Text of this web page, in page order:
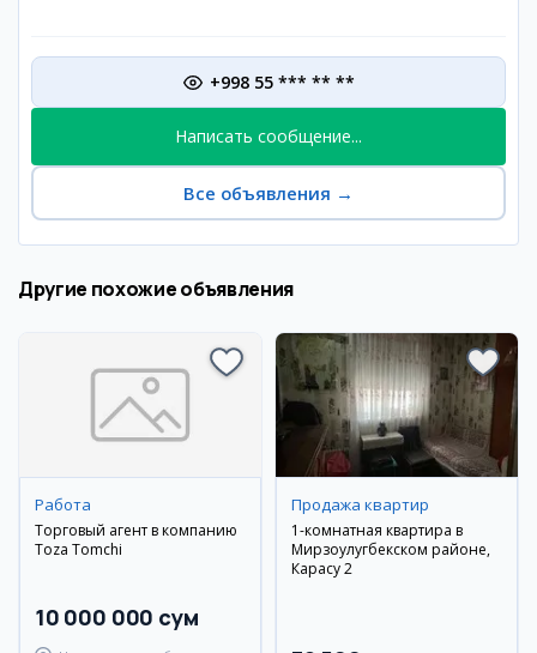
+998 55 *** ** **
Написать сообщение...
Все объявления →
Другие похожие объявления
Работа
Торговый агент в компанию
Toza Tomchi
10 000 000 сум
Продажа квартир
1-комнатная квартира в
Мирзоулугбекском районе,
Карасу 2